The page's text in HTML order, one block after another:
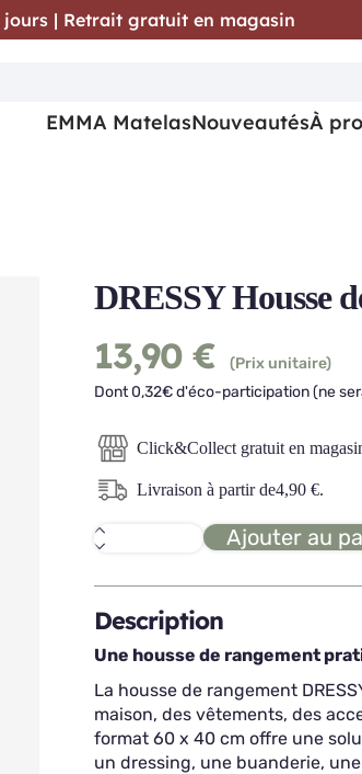
DRESSY Housse
13,90 €
(Prix unitaire)
Dont 0,32€ d'éco-participation (ne
Click&Collect gratuit en
Livraison à partir de4,90 €.
quantité
de
Housse
de
rangement
zippée
60x40
Ajouter au
Description
Une housse de rangement
La housse de rangement
maison, des vêtements, des
format 60 x 40 cm offre une
un dressing, une buanderie,
jours | Retrait gratuit en magasin
EMMA MatelasNouveautésÀ